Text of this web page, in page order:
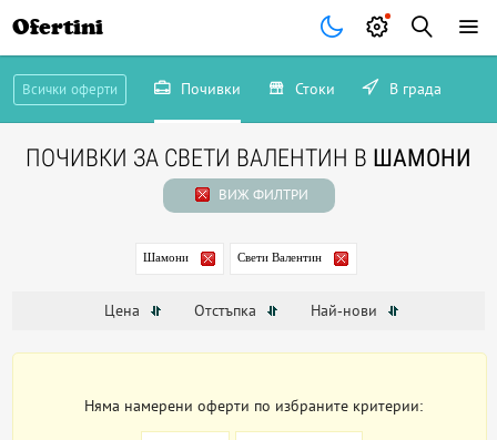
Ofertini
Всички оферти Почивки Стоки В града
ПОЧИВКИ ЗА СВЕТИ ВАЛЕНТИН В ШАМОНИ
ВИЖ ФИЛТРИ
Шамони Свети Валентин
Цена Отстъпка Най-нови
Няма намерени оферти по избраните критерии: